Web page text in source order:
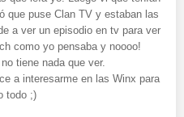
que puse Clan TV y estaban las
a ver un episodio en tv para ver
como yo pensaba y noooo!
tiene nada que ver.
a interesarme en las Winx para
todo ;)